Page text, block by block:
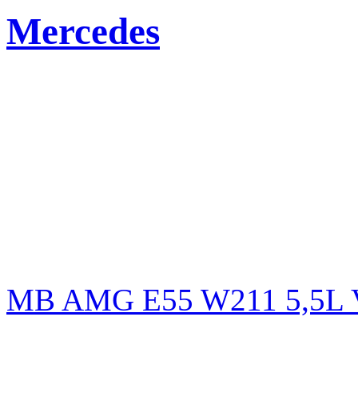
Mercedes
MB AMG E55 W211 5,5L